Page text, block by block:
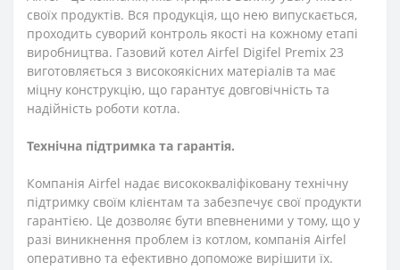
своїх продуктів. Вся продукція, що нею випускається,
проходить суворий контроль якості на кожному етапі
виробництва. Газовий котел Airfel Digifel Premix 23
виготовляється з високоякісних матеріалів та має
міцну конструкцію, що гарантує довговічність та
надійність роботи котла.
Технічна підтримка та гарантія.
Компанія Airfel надає висококваліфіковану технічну
підтримку своїм клієнтам та забезпечує свої продукти
гарантією. Це дозволяє бути впевненими у тому, що у
разі виникнення проблем із котлом, компанія Airfel
оперативно та ефективно допоможе вирішити їх.